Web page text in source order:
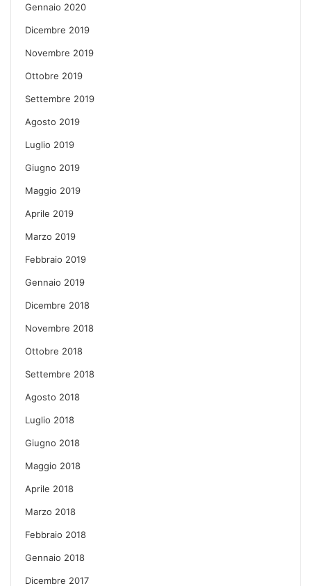
Gennaio 2020
Dicembre 2019
Novembre 2019
Ottobre 2019
Settembre 2019
Agosto 2019
Luglio 2019
Giugno 2019
Maggio 2019
Aprile 2019
Marzo 2019
Febbraio 2019
Gennaio 2019
Dicembre 2018
Novembre 2018
Ottobre 2018
Settembre 2018
Agosto 2018
Luglio 2018
Giugno 2018
Maggio 2018
Aprile 2018
Marzo 2018
Febbraio 2018
Gennaio 2018
Dicembre 2017